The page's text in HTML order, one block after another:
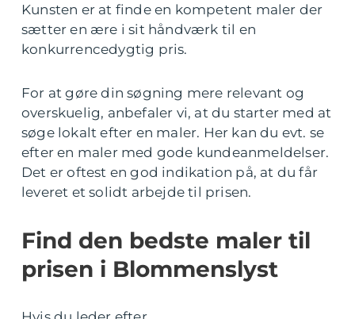
Kunsten er at finde en kompetent maler der
sætter en ære i sit håndværk til en
konkurrencedygtig pris.
For at gøre din søgning mere relevant og
overskuelig, anbefaler vi, at du starter med at
søge lokalt efter en maler. Her kan du evt. se
efter en maler med gode kundeanmeldelser.
Det er oftest en god indikation på, at du får
leveret et solidt arbejde til prisen.
Find den bedste maler til
prisen i Blommenslyst